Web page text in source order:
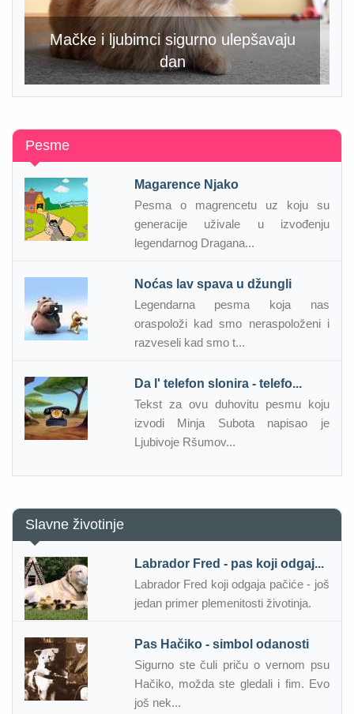
Mačke i ljubimci sigurno ulepšavaju
dan
Pesme
Magarence Njako
Pesma o magrencetu uz koju su
generacije uživale u izvođenju
legendarnog Dragana...
Noćas lav spava u džungli
Legendarna pesma koja nas
oraspoloži kad smo neraspoloženi i
razveseli kad smo t...
Da l' telefon slonira - telefo...
Tekst za ovu duhovitu pesmu koju
izvodi Minja Subota napisao je
Ljubivoje Ršumov...
Slavne životinje
Labrador Fred - pas koji odgaj...
Labrador Fred koji odgaja pačiće - još
jedan primer plemenitosti životinja.
Pas Hačiko - simbol odanosti
Sigurno ste čuli priču o vernom psu
Hačiko, možda ste gledali i fim. Evo
još nek...